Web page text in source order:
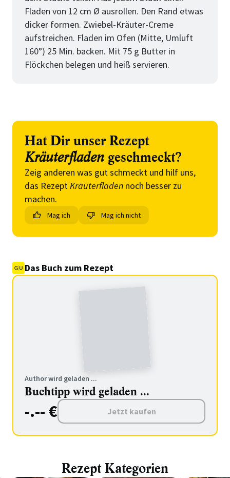
Fladen von 12 cm Ø ausrollen. Den Rand etwas
dicker formen. Zwiebel-Kräuter-Creme
aufstreichen. Fladen im Ofen (Mitte, Umluft
160°) 25 Min. backen. Mit 75 g Butter in
Flöckchen belegen und heiß servieren.
Hat Dir unser Rezept
Kräuterfladen geschmeckt?
Zeig anderen was gut schmeckt und hilf uns,
das RezeptKräuterfladen noch besser zu
machen.
Mag ich Mag ich nicht
Das Buch zum Rezept
Author wird geladen ...
Buchtipp wird geladen ...
-.-- € Jetzt kaufen
Rezept Kategorien